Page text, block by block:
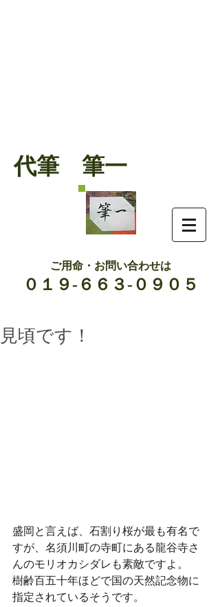
代筆 筆一
ご用命・お問い合わせは
０１９-６６３-０９０５
見頃です！
盛岡と言えば、石割り桜が最も有名で
すが、名須川町の寺町にある龍谷寺さ
んのモリオカシダレも素敵ですよ。
樹齢百五十年ほどで国の天然記念物に
指定されているそうです。